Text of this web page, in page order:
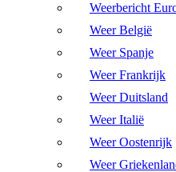
Weerbericht
Weer België
Weer Spanje
Weer Frankrijk
Weer Duitsland
Weer Italië
Weer Oostenrijk
Weer